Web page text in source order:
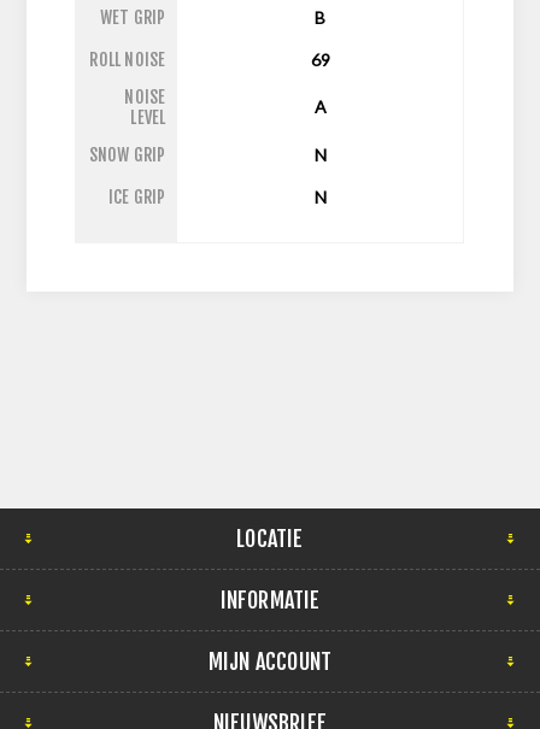
WET GRIP B
ROLL NOISE
69
NOISE
LEVEL
A
SNOW GRIP N
ICE GRIP N
LOCATIE
INFORMATIE
MIJN ACCOUNT
NIEUWSBRIEF